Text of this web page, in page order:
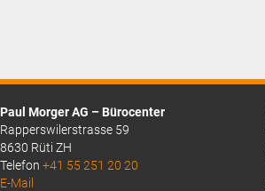
Paul Morger AG – Bürocenter
Rapperswilerstrasse 59
8630 Rüti ZH
Telefon +41 55 251 20 20
E-Mail